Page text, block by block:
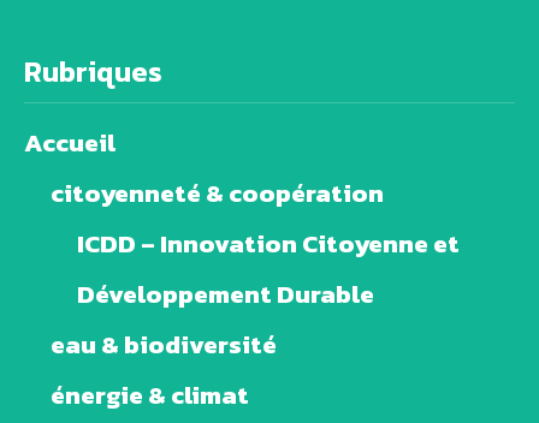
Rubriques
Accueil
citoyenneté & coopération
ICDD – Innovation Citoyenne et
Développement Durable
eau & biodiversité
énergie & climat